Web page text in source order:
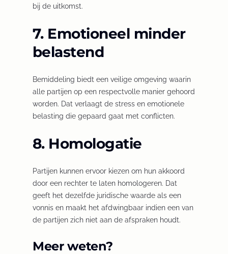
bij de uitkomst.
7. Emotioneel minder
belastend
Bemiddeling biedt een veilige omgeving waarin
alle partijen op een respectvolle manier gehoord
worden. Dat verlaagt de stress en emotionele
belasting die gepaard gaat met conflicten.
8. Homologatie
Partijen kunnen ervoor kiezen om hun akkoord
door een rechter te laten homologeren. Dat
geeft het dezelfde juridische waarde als een
vonnis en maakt het afdwingbaar indien een van
de partijen zich niet aan de afspraken houdt.
Meer weten?